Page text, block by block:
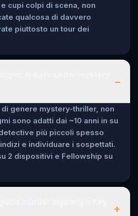
cupi colpi di scena, non
qualcosa di davvero
piuttosto un tour dei
–
genere mystery-thriller, non
sono adatti dai ~10 anni in su
più piccoli spesso
e individuare i sospettati.
2 dispositivi e Fellowship su
+